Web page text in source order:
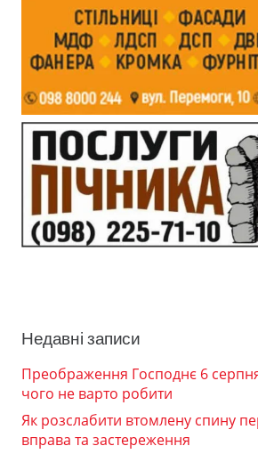
Недавні записи
Преображення Господнє 6
чого не варто робити
Як розслабити втомлену спину
вправа та застереження